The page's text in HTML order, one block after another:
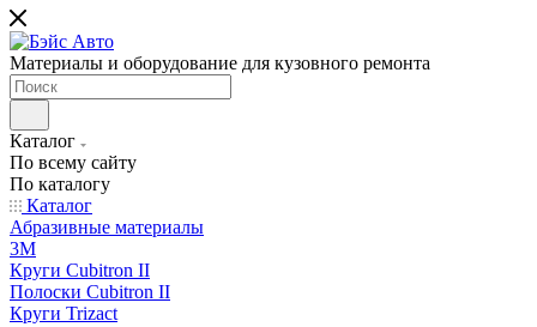
Материалы и оборудование для кузовного ремонта
Каталог
По всему сайту
По каталогу
Каталог
Абразивные материалы
3M
Круги Cubitron II
Полоски Cubitron II
Круги Trizact